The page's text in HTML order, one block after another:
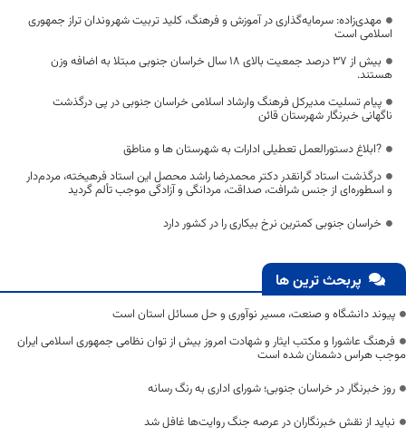
مهدی‌زاده: سرمایه‌گذاری در آموزش و فرهنگ، کلید تربیت شهروندان تراز جمهوری
اسلامی است
بیش از ۳۷ درصد جمعیت بالای ۱۸ سال خراسان جنوبی مبتلا به اضافه وزن
هستند.
پیام تسلیت مدیرکل فرهنگ وارشاد اسلامی خراسان جنوبی در پی درگذشت
ناگهانی خبرنگار شهرستان قائن
?ابلاغ دستورالعمل تعطیلی ادارات به شهرستان ها و مناطق
درگذشت استاد گرانقدر دکتر محمدرضا راشد محصل این استاد فرهیخته، مردم‌دار
و اسطوره‌ای از جنس شرافت، صداقت، مردانگی و آزادگی موجب تألم گردید
خراسان جنوبی کمترین نرخ بیکاری را در کشور دارد
پربحث ترین ها
پیوند دانشگاه و صنعت، مسیر نوآوری و حل مسائل استان است
فرهنگ عاشورا و مکتب ایثار و شهادت امروز بیش از توان نظامی جمهوری اسلامی ایران
موجب هراس دشمنان شده است
روز خبرنگار در خراسان جنوبی؛ شورای اداری به رنگ رسانه
نباید از نقش خبرنگاران در عرصه جنگ روایت‌ها غافل شد